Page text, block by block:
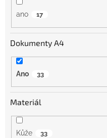
ano 17
Dokumenty A4
Ano 33
Materiál
Kůže 33